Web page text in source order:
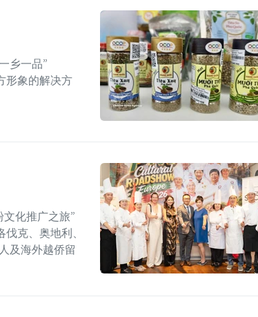
乡一品”
形象的解决方
化推广之旅”
克、奥地利、
及海外越侨留